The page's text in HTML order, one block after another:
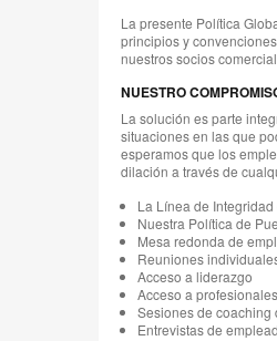
La presente Política
principios y
nuestros socios
NUESTRO
La solución es parte
situaciones en las que
esperamos que los
dilación a través de
La Línea de
Nuestra Política de
Mesa redonda de
Reuniones
Acceso a liderazgo
Acceso a
Sesiones de coaching
Entrevistas de